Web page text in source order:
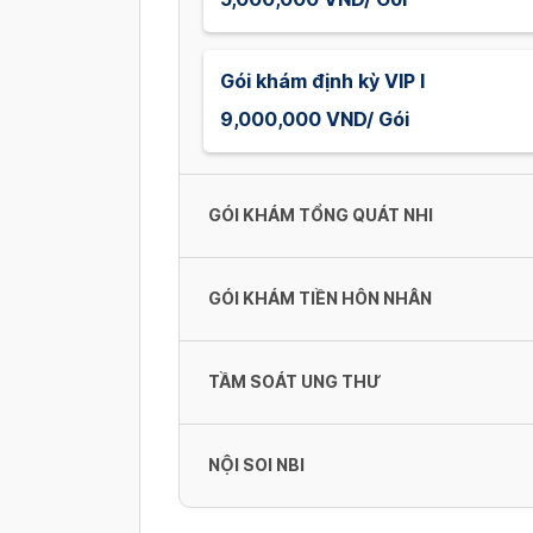
Gói khám định kỳ VIP I
9,000,000 VND/ Gói
GÓI KHÁM TỔNG QUÁT NHI
Gói khám tổng quát cho Nhi 1
1,100,000 VND/ Gói
Gói khám tổng quát cho Nhi 2
2,000,000 VND/ Gói
GÓI KHÁM TIỀN HÔN NHÂN
Gói khám tiền hôn nhân cho Nữ
3,000,000 VND/ Gói
Gói khám tiền hôn nhân cho Nam
TẦM SOÁT UNG THƯ
Tầm soát ung thư tổng thể - Nam
15,200,000 VND/ Gói
NỘI SOI NBI